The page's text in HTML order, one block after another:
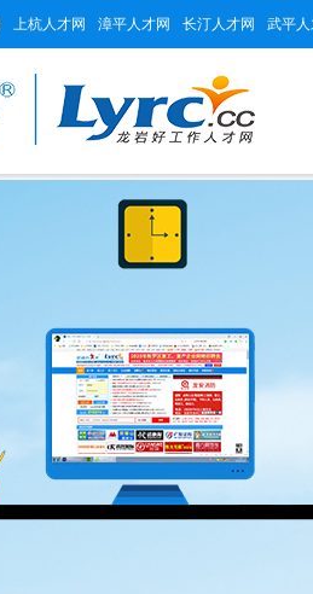
上杭人才网 漳平人才网 长汀人才网 武平